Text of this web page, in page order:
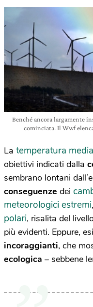
Benché ancora largamente
cominciata. Il Wwf
La temperatura
obiettivi indicati dalla
sembrano lontani
conseguenze dei
meteorologici estremi
polari, risalita del
più evidenti. Eppure,
incoraggianti, che
ecologica – sebbene